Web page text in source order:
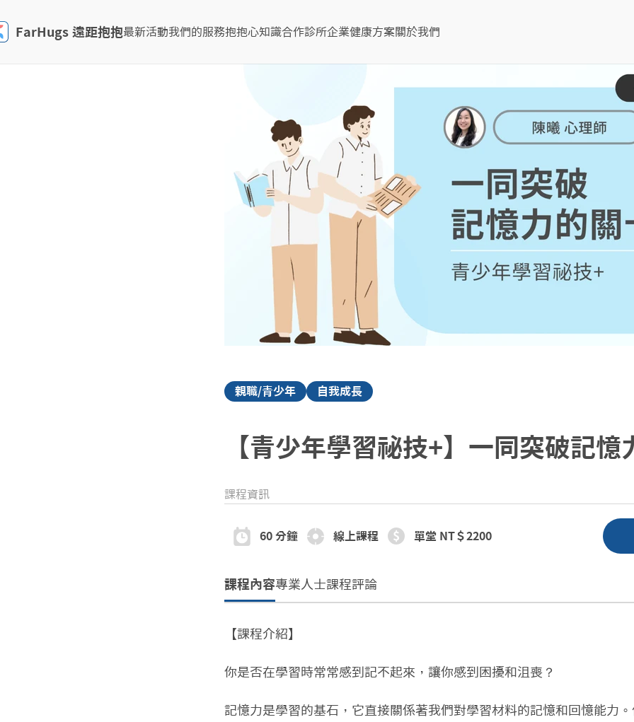
FarHugs 遠距抱抱最新活動我們的服務抱抱心知識合作診所企業健康方案關於我們
親職/青少年 自我成長
【青少年學習祕技+】一同突破記憶
課程資訊
60 分鐘 線上課程 單堂 NT＄2200
課程內容專業人士課程評論
【課程介紹】
你是否在學習時常常感到記不起來，讓你感到困擾和沮喪？
記憶力是學習的基石，它直接關係著我們對學習材料的記憶和回憶能力